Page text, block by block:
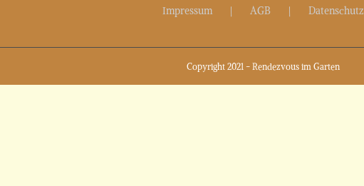
Impressum AGB Datenschutz
Copyright 2021 - Rendezvous im Garten